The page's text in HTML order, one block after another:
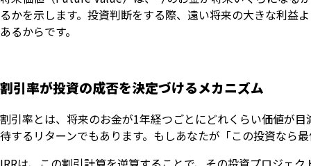
るかを示します。投資判断をする際、遠い将来の大きな利益
あるからです。
割引率が投資の成否を決定づけるメカニズム
割引率とは、将来のお金が1年経つごとにどれくらい価値が
待するリターンでもあります。もしあなたが「この投資なら